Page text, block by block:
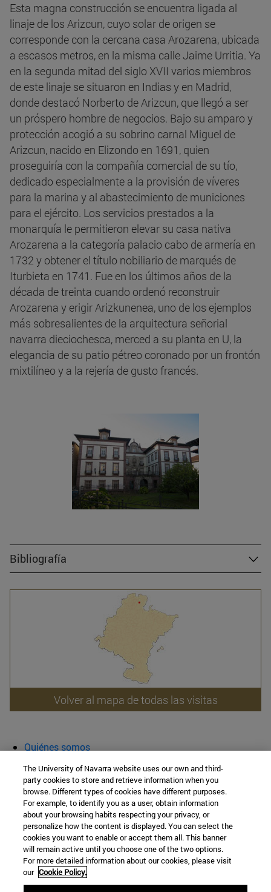
Esta magna construcción se encuentra ligada al
linaje de los Arizcun, cuyo solar de origen se
corresponde con la cercana casa Arozarena, ubicada
a escasos metros, en la misma calle Jaime Urritia. Ya
en la segunda mitad del siglo XVII varios miembros
de este linaje se situaron en Indias y en Madrid,
donde destacó Norberto de Arizcun, que llegó a ser
un próspero hombre de negocios. Bajo su amparo y
protección acogió a su sobrino carnal Miguel de
Arizcun, nacido en Elizondo en 1691, quien
proseguiría con la compañía comercial de su tío,
dedicado especialmente a la provisión de víveres
para la marina y al abastecimiento de municiones
para el ejército. Los servicios prestados a la
monarquía le permitieron elevar su casa nativa
Arozarena a la categoría palacio cabo de armería en
1732 y obtener el título nobiliario de marqués de
Iturbieta en 1741. Fue en los últimos años de la
década de treinta cuando ordenó reconstruir
Arozarena y erigir Arizkunenea, uno de los ejemplos
más sobresalientes de la arquitectura señorial
navarra dieciochesca, merced a su planta en U, la
elegancia de su patio pétreo coronado por un frontón
mixtilíneo y a la rejería de gusto francés.
Bibliografía
Volver al mapa de todas las visitas
Quiénes somos
Aula abierta
Cátedra de Patrimonio y Arte Navarro
Facultad de Filosofía y Letras
Campus Universitario s/n
The University of Navarra website uses our own and third-
party cookies to store and retrieve information when you
browse. Different types of cookies have different purposes.
For example, to identify you as a user, obtain information
about your browsing habits respecting your privacy, or
personalize how the content is displayed. You can select the
cookies you want to enable or accept them all. This banner
will remain active until you choose one of the two options.
For more detailed information about our cookies, please visit
our Cookie Policy.